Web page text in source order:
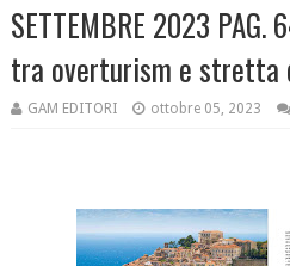
SETTEMBRE 2023
tra overturism e stretta
GAM EDITORI ottobre 05, 2023